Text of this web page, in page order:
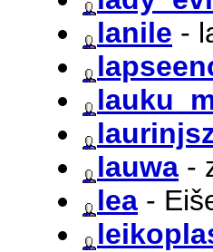
lanile -
lauwa -
lea -